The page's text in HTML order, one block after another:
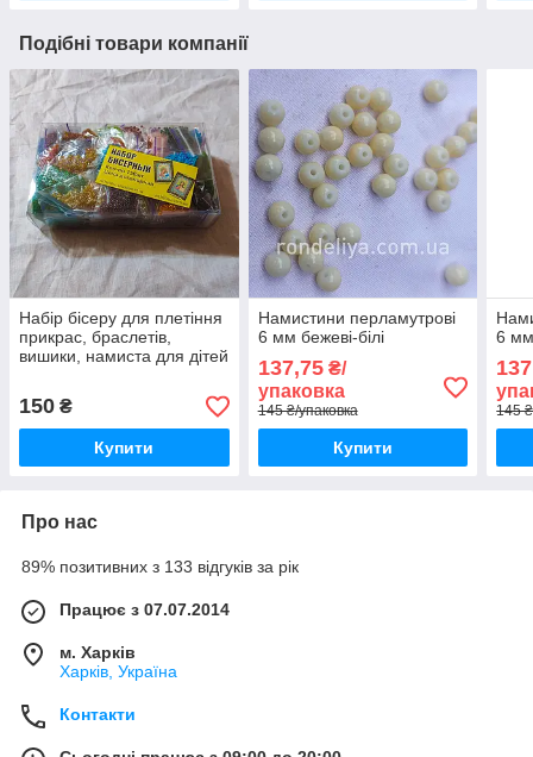
Подібні товари компанії
Набір бісеру для плетіння
прикрас, браслетів,
вишики, намиста для дітей
150 ₴
Купити
Намистини перламутрові
6 мм бежеві-білі
137,75₴/
упаковка
145 ₴/упаковка
Купити
6 мм
145
Про нас
89% позитивних з 133 відгуків за рік
Працює з 07.07.2014
м. Харків
Харків, Україна
Контакти